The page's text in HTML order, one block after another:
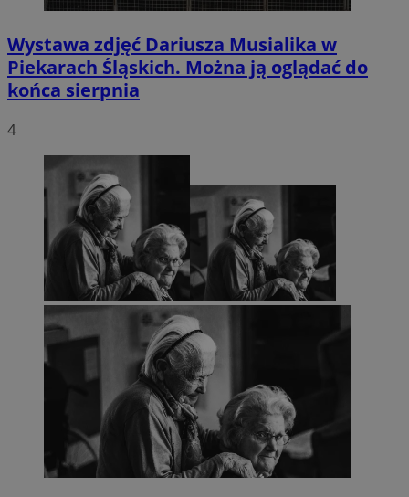
Wystawa zdjęć Dariusza Musialika w
Piekarach Śląskich. Można ją oglądać do
końca sierpnia
4